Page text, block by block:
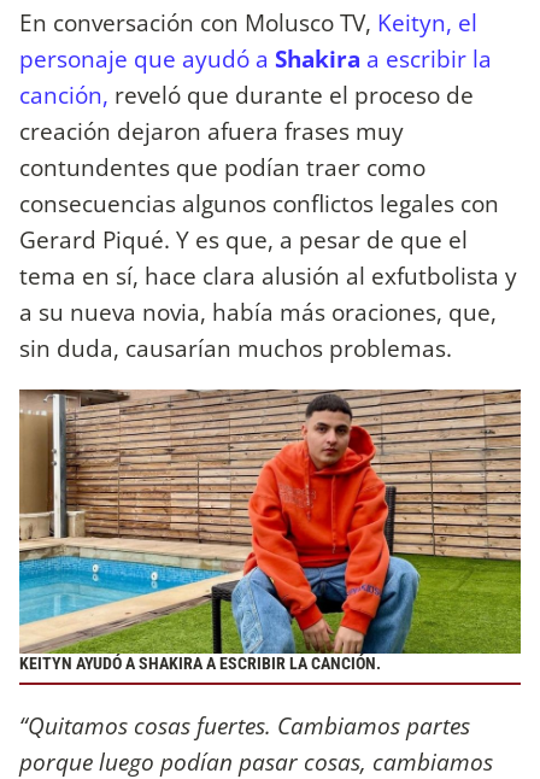
En conversación con Molusco TV, Keityn, el
personaje que ayudó a Shakira a escribir la
canción, reveló que durante el proceso de
creación dejaron afuera frases muy
contundentes que podían traer como
consecuencias algunos conflictos legales con
Gerard Piqué. Y es que, a pesar de que el
tema en sí, hace clara alusión al exfutbolista y
a su nueva novia, había más oraciones, que,
sin duda, causarían muchos problemas.
KEITYN AYUDÓ A SHAKIRA A ESCRIBIR LA CANCIÓN.
“Quitamos cosas fuertes. Cambiamos partes
porque luego podían pasar cosas, cambiamos